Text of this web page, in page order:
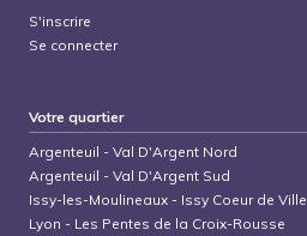
S'inscrire
Se connecter
Votre quartier
Argenteuil -Val D'Argent Nord
Argenteuil -Val D'Argent Sud
Issy-les-Moulineaux - Issy Coeur de Ville
Lyon - Les Pentes de la Croix-Rousse